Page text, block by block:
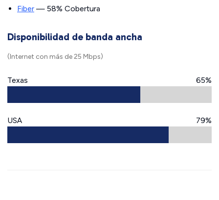
Fiber — 58% Cobertura
Disponibilidad de banda ancha
(Internet con más de 25 Mbps)
Texas 65%
USA 79%